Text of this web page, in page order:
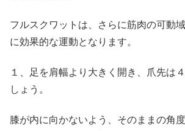
フルスクワットは、さらに筋肉の可動
に効果的な運動となります。
１、足を肩幅より大きく開き、爪先は
しょう。
膝が内に向かないよう、そのままの角